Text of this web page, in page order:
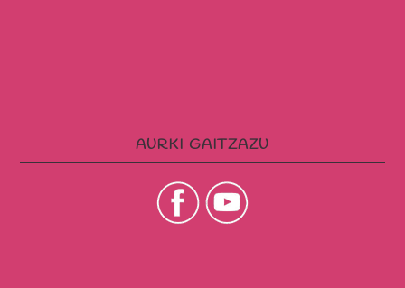
AURKI GAITZAZU